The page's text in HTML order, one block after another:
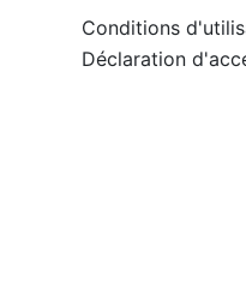
Conditions
Déclaration